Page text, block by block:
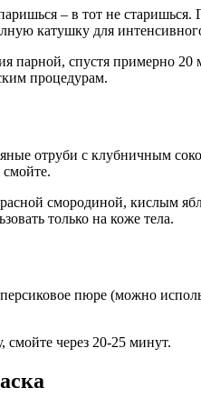
– в тот не
катушку для
парной, спустя примерно 20
процедурам.
отруби с клубничным
смородиной, кислым
только на коже тела.
пюре (можно
через 20-25 минут.